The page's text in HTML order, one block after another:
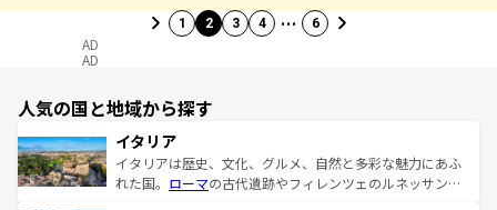
1 2 3 4 … 6
AD
AD
人気の国と地域から探す
イタリア
イタリアは歴史、文化、グルメ、自然と多彩な魅力にあふ
れた国。 ローマの古代遺跡やフィレンツェのルネッサンス